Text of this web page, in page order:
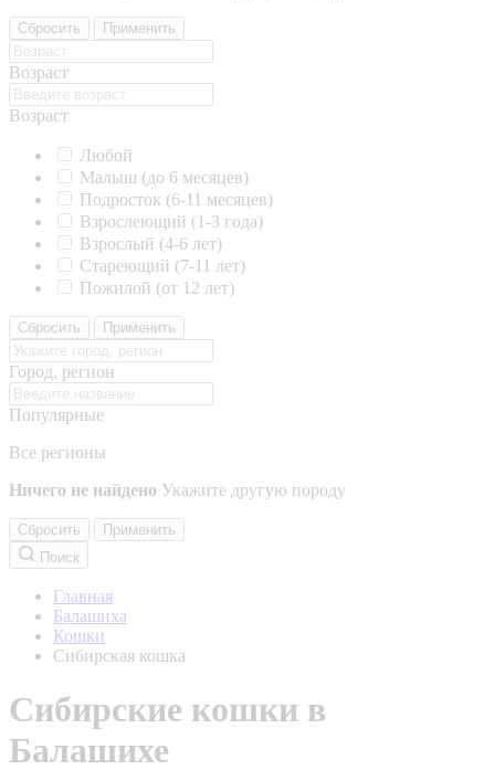
Сбросить Применить
Возраст
Возраст
Любой
Малыш (до 6 месяцев)
Подросток (6-11 месяцев)
Взрослеющий (1-3 года)
Взрослый (4-6 лет)
Стареющий (7-11 лет)
Пожилой (от 12 лет)
Сбросить Применить
Город, регион
Популярные
Все регионы
Ничего не найдено Укажите другую породу
Сбросить
Применить
Поиск
Главная
Балашиха
Кошки
Сибирская кошка
Сибирские кошки в
Балашихе